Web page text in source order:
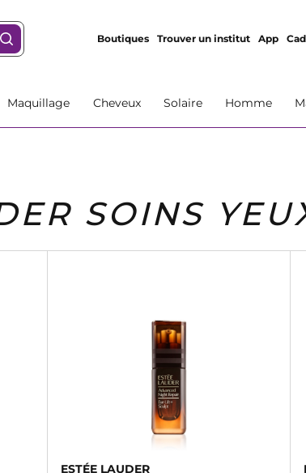
Boutiques Trouver un institut App
Maquillage Cheveux Solaire Homme
SOINS
ESTÉE LAUDER